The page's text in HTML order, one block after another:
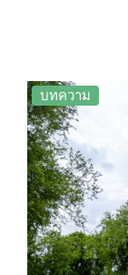
กำแพงเมือง
เลื่องลือถึงค
ชวนให้นักท่อ
ขาดสาย
บทความ